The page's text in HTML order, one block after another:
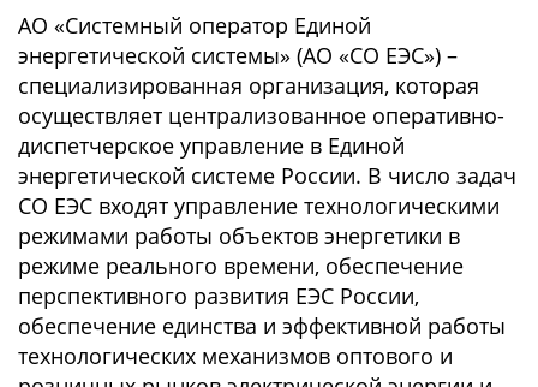
АО «Системный оператор Единой
энергетической системы» (АО «СО ЕЭС») –
специализированная организация, которая
осуществляет централизованное оперативно-
диспетчерское управление в Единой
энергетической системе России. В число задач
СО ЕЭС входят управление технологическими
режимами работы объектов энергетики в
режиме реального времени, обеспечение
перспективного развития ЕЭС России,
обеспечение единства и эффективной работы
технологических механизмов оптового и